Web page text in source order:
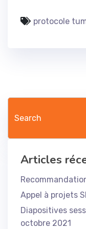
protocole
Articles
Appel à projets
Diapositives
octobre 2021